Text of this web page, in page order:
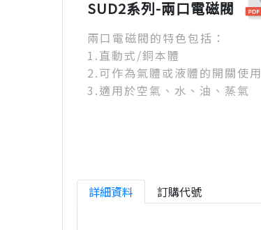
SUD2系列-兩口電磁閥
兩口電磁閥的特色包括：
1.直動式/銅本體
2.可作為氣體或液體的開關使用
3.適用於空氣、水、油、蒸氣
詳細資料 訂購代號